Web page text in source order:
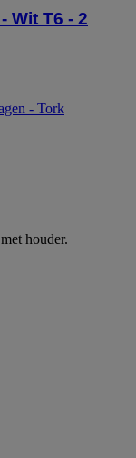
Wit T6 - 2
- Tork
houder.